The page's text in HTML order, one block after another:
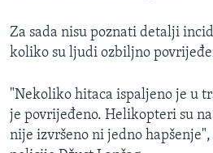
Za sada nisu poznati detalji
koliko su ljudi ozbiljno
"Nekoliko hitaca ispaljeno je u
je povrijeđeno. Helikopteri su
nije izvršeno ni jedno